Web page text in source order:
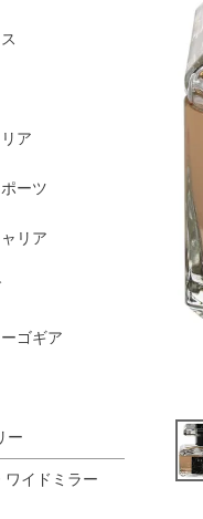
ア
ーツ
リア
ゴギア
ー
ワイドミラー